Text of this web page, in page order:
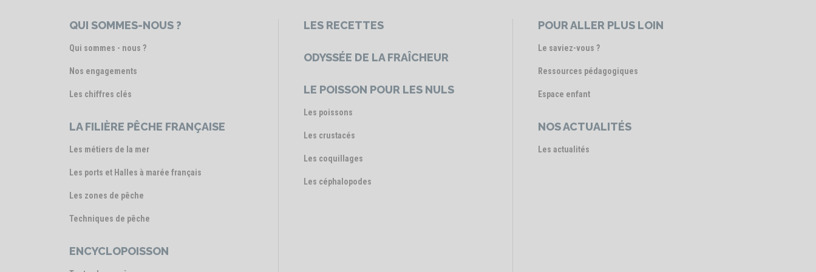
QUI SOMMES-NOUS ?
Qui sommes - nous ?
Nos engagements
Les chiffres clés
LA FILIÈRE PÊCHE FRANÇAISE
Les métiers de la mer
Les ports et Halles à marée français
Les zones de pêche
Techniques de pêche
ENCYCLOPOISSON
LES RECETTES
ODYSSÉE DE LA FRAÎCHEUR
LE POISSON POUR LES NULS
Les poissons
Les crustacés
Les coquillages
Les céphalopodes
POUR ALLER PLUS LOIN
Le saviez-vous ?
Ressources pédagogiques
Espace enfant
NOS ACTUALITÉS
Les actualités